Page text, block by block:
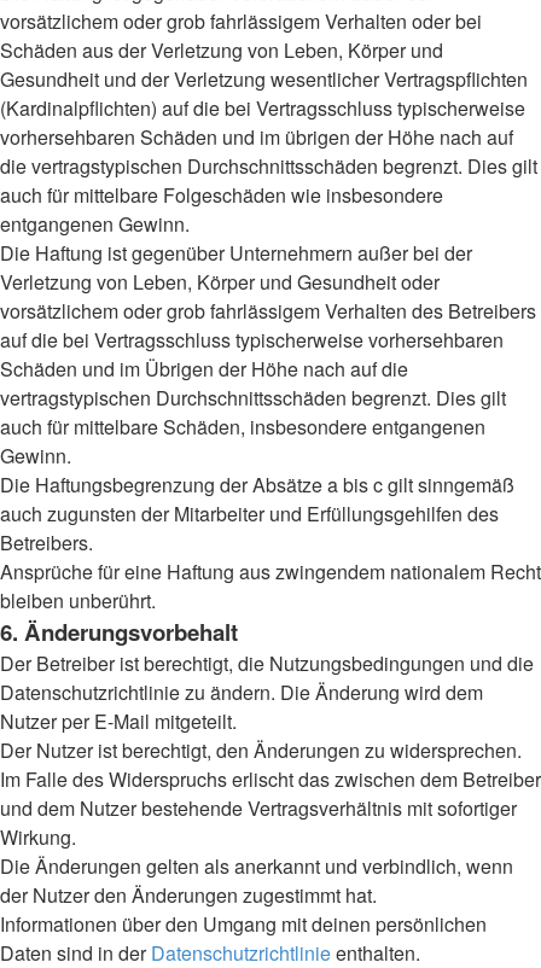
vorsätzlichem oder grob fahrlässigem Verhalten oder bei
Schäden aus der Verletzung von Leben, Körper und
Gesundheit und der Verletzung wesentlicher Vertragspflichten
(Kardinalpflichten) auf die bei Vertragsschluss typischerweise
vorhersehbaren Schäden und im übrigen der Höhe nach auf
die vertragstypischen Durchschnittsschäden begrenzt. Dies gilt
auch für mittelbare Folgeschäden wie insbesondere
entgangenen Gewinn.
Die Haftung ist gegenüber Unternehmern außer bei der
Verletzung von Leben, Körper und Gesundheit oder
vorsätzlichem oder grob fahrlässigem Verhalten des Betreibers
auf die bei Vertragsschluss typischerweise vorhersehbaren
Schäden und im Übrigen der Höhe nach auf die
vertragstypischen Durchschnittsschäden begrenzt. Dies gilt
auch für mittelbare Schäden, insbesondere entgangenen
Gewinn.
Die Haftungsbegrenzung der Absätze a bis c gilt sinngemäß
auch zugunsten der Mitarbeiter und Erfüllungsgehilfen des
Betreibers.
Ansprüche für eine Haftung aus zwingendem nationalem Recht
bleiben unberührt.
6. Änderungsvorbehalt
Der Betreiber ist berechtigt, die Nutzungsbedingungen und die
Datenschutzrichtlinie zu ändern. Die Änderung wird dem
Nutzer per E-Mail mitgeteilt.
Der Nutzer ist berechtigt, den Änderungen zu widersprechen.
Im Falle des Widerspruchs erlischt das zwischen dem Betreiber
und dem Nutzer bestehende Vertragsverhältnis mit sofortiger
Wirkung.
Die Änderungen gelten als anerkannt und verbindlich, wenn
der Nutzer den Änderungen zugestimmt hat.
Informationen über den Umgang mit deinen persönlichen
Daten sind in derDatenschutzrichtlinieenthalten.